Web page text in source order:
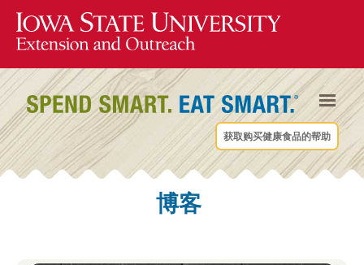
获取购买健康食品的帮助
博客